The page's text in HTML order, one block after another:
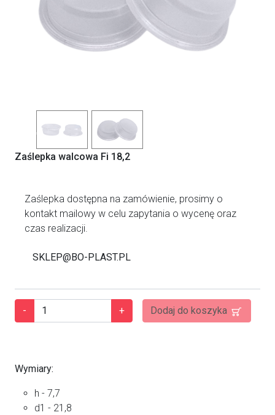
Previous
Zaślepka walcowa Fi 18,2
Zaślepka dostępna na zamówienie, prosimy o
kontakt mailowy w celu zapytania o wycenę oraz
czas realizacji.
SKLEP@BO-PLAST.PL
- + Dodaj do koszyka
Wymiary:
h - 7,7
d1 - 21,8